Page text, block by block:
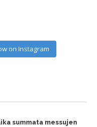
on Instagram
summata messujen